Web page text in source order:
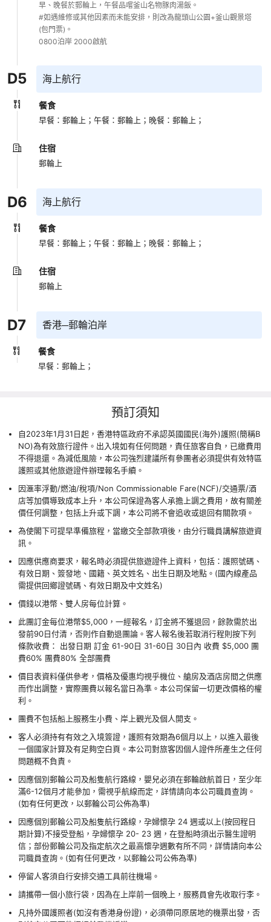
早、晚餐於郵輪上，午餐品嚐釜山名物豚肉湯飯。
#如遇維修或其他因素而未能安排，則改為龍頭山公園+釜山觀景塔
(包門票)。
0800泊岸 2000啟航
D5 海上航行
餐食
早餐：郵輪上；午餐：郵輪上； 晚餐：郵輪上；
住宿
郵輪上
D6 海上航行
餐食
早餐：郵輪上；午餐：郵輪上； 晚餐：郵輪上；
住宿
郵輪上
D7 香港─郵輪泊岸
餐食
早餐：郵輪上；
預訂須知
自2023年1月31日起，香港特區政府不承認英國國民(海外)護照(簡稱B
NO)為有效旅行證件。出入境如有任何問題，責任旅客自負，已繳費用
不得退還。為減低風險，本公司強烈建議所有參團者必須提供有效特區
護照或其他旅遊證件辦理報名手續。
因滙率浮動/燃油/稅項/Non Commissionable Fare(NCF)/交通票/酒
店等加價導致成本上升，本公司保證為客人承擔上調之費用，故有關差
價任何調整，包括上升或下調，本公司將不會追收或退回有關款項。
為使閣下可提早準備旅程，當繳交全部款項後，由分行職員講解旅遊資
訊。
因應供應商要求，報名時必須提供旅遊證件上資料，包括：護照號碼、
有效日期、簽發地、國籍、英文姓名、出生日期及地點。(國內線產品
需提供回鄉證號碼、有效日期及中文姓名)
價錢以港幣、雙人房每位計算。
此團訂金每位港幣$5,000，一經報名，訂金將不獲退回，餘款需於出
發前90日付清，否則作自動退團論。客人報名後若取消行程則按下列
條款收費： 出發日期 訂金 61-90日 31-60日 30日內 收費 $5,000 團
費60% 團費80% 全部團費
價目表資料僅供參考，價格及優惠均視乎機位、艙房及酒店房間之供應
而作出調整，實際團費以報名當日為準。本公司保留一切更改價格的權
利。
團費不包括船上服務生小費、岸上觀光及個人開支。
客人必須持有有效之入境簽證，護照有效期為6個月以上，以進入最後
一個國家計算及有足夠空白頁。本公司對旅客因個人證件所產生之任何
問題概不負責。
因應個別郵輪公司及船隻航行路線，嬰兒必須在郵輪啟航首日，至少年
滿6-12個月才能參加，需視乎航線而定，詳情請向本公司職員查詢。
(如有任何更改，以郵輪公司公佈為準)
因應個別郵輪公司及船隻航行路線，孕婦懷孕 24 週或以上(按回程日
期計算)不接受登船，孕婦懷孕 20- 23 週，在登船時須出示醫生證明
信；部份郵輪公司及指定航次之最高懷孕週數有所不同，詳情請向本公
司職員查詢。(如有任何更改，以郵輪公司公佈為準)
停留人客須自行安排交通工具前往機場。
請攜帶一個小旅行袋，因為在上岸前一個晚上，服務員會先收取行李。
凡持外國護照者(如沒有香港身份證)，必須帶同原居地的機票出發，否